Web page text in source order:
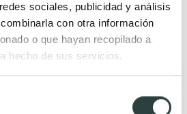
sociales, publicidad y análisis
con otra información
o que hayan recopilado a
hecho de sus servicios.
encimera de madera Coycama
tiradores disponibles en